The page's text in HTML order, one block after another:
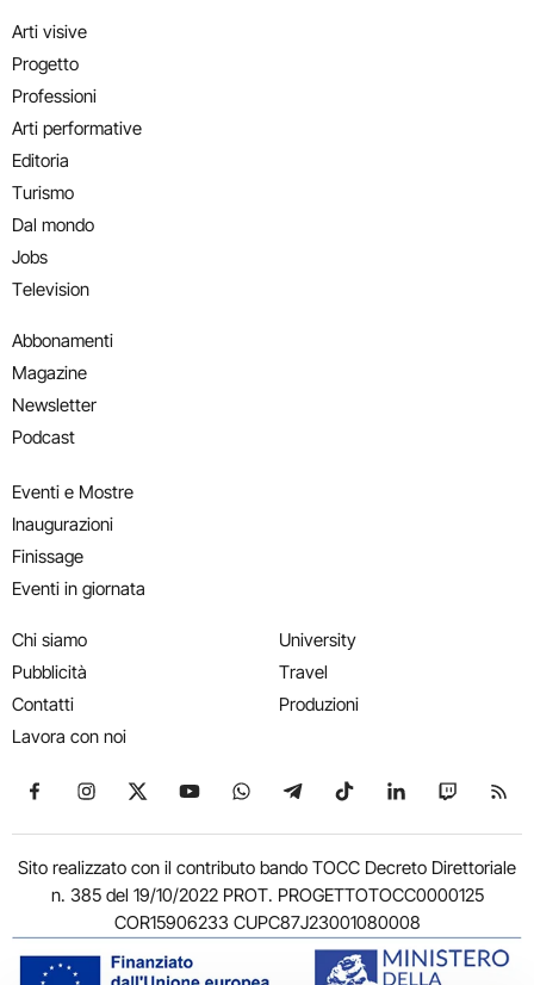
Arti visive
Progetto
Professioni
Arti performative
Editoria
Turismo
Dal mondo
Jobs
Television
Abbonamenti
Magazine
Newsletter
Podcast
Eventi e Mostre
Inaugurazioni
Finissage
Eventi in giornata
Chi siamo
Pubblicità
Contatti
Lavora con noi
University
Travel
Produzioni
Seguici su Facebook
Seguici su Instagram
Seguici su X
Seguici su YouTube
Seguici su WhatsApp
Seguici su Telegram
Seguici su TikTok
Seguici su
Seguici
Sito realizzato con il contributo bando TOCC Decreto Direttoriale
n. 385 del 19/10/2022 PROT. PROGETTOTOCC0000125
COR15906233 CUPC87J23001080008